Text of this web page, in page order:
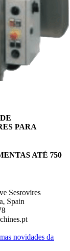
PARA
ATÉ 750
Sesrovires
Spain
novidades da